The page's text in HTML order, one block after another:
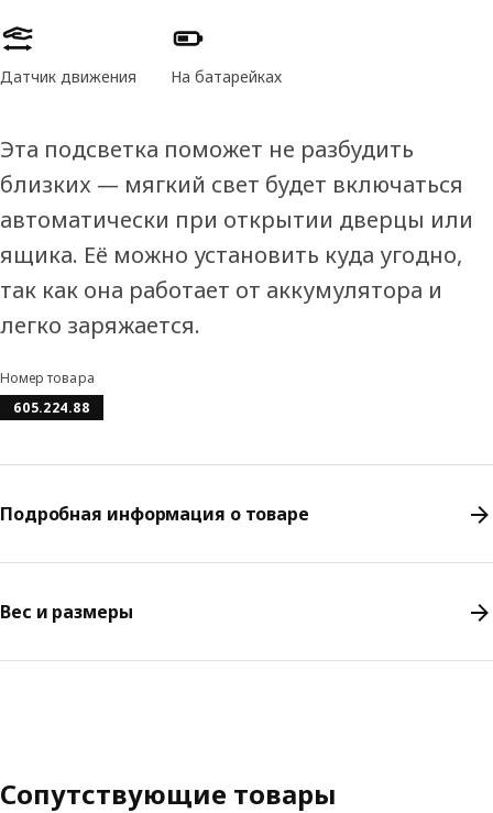
Характеристики товара
Датчик движения На батарейках
Эта подсветка поможет не разбудить
близких — мягкий свет будет включаться
автоматически при открытии дверцы или
ящика. Её можно установить куда угодно,
так как она работает от аккумулятора и
легко заряжается.
Номер товара
605.224.88
Подробная информация о товаре
Вес и размеры
Сопутствующие товары